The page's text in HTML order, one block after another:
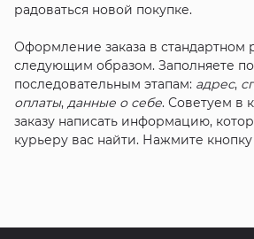
радоваться новой покупке.
Оформление заказа в стандартном
следующим образом. Заполняете
последовательным этапам: адрес,
оплаты, данные о себе. Советуем в
заказу написать информацию,
курьеру вас найти. Нажмите кнопку